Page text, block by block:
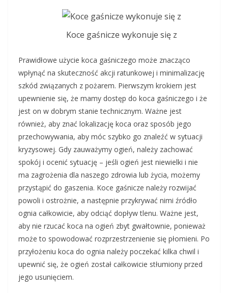
Koce gaśnicze wykonuje się z
Prawidłowe użycie koca gaśniczego może znacząco
wpłynąć na skuteczność akcji ratunkowej i minimalizację
szkód związanych z pożarem. Pierwszym krokiem jest
upewnienie się, że mamy dostęp do koca gaśniczego i że
jest on w dobrym stanie technicznym. Ważne jest
również, aby znać lokalizację koca oraz sposób jego
przechowywania, aby móc szybko go znaleźć w sytuacji
kryzysowej. Gdy zauważymy ogień, należy zachować
spokój i ocenić sytuację – jeśli ogień jest niewielki i nie
ma zagrożenia dla naszego zdrowia lub życia, możemy
przystąpić do gaszenia. Koce gaśnicze należy rozwijać
powoli i ostrożnie, a następnie przykrywać nimi źródło
ognia całkowicie, aby odciąć dopływ tlenu. Ważne jest,
aby nie rzucać koca na ogień zbyt gwałtownie, ponieważ
może to spowodować rozprzestrzenienie się płomieni. Po
przyłożeniu koca do ognia należy poczekać kilka chwil i
upewnić się, że ogień został całkowicie stłumiony przed
jego usunięciem.